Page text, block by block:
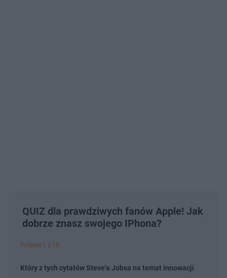
QUIZ dla prawdziwych fanów Apple! Jak
dobrze znasz swojego IPhona?
Pytanie 1 z 19
Który z tych cytatów Steve'a Jobsa na temat innowacji